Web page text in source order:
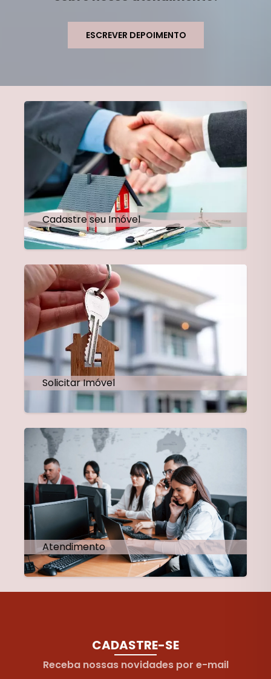
ESCREVER DEPOIMENTO
Cadastre seu Imóvel
Solicitar Imóvel
Atendimento
CADASTRE-SE
Receba nossas novidades por e-mail